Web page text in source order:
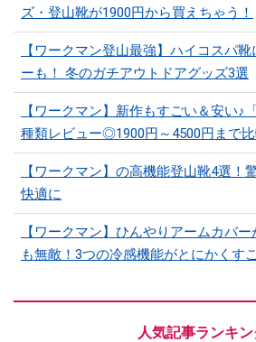
ズ・登山靴が1900円から買えちゃう！
【ワークマン登山最強】ハイコスパ
ーも！ 冬のガチアウトドアグッズ3選
【ワークマン】新作もすごい＆安い♪
種類レビュー◎1900円～4500円まで
【ワークマン】の高機能登山靴4選！
快適に
【ワークマン】ひんやりアームカバ
も無敵！3つの冷感機能がとにかくす